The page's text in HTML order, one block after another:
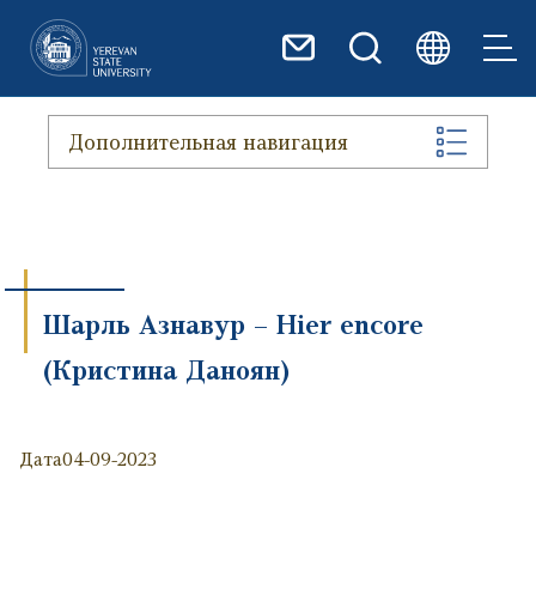
Дополнительная навигация
Шарль Азнавур – Hier encore
(Кристина Даноян)
Дата 04-09-2023